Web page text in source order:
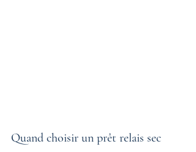
Quand choisir un prêt relais sec